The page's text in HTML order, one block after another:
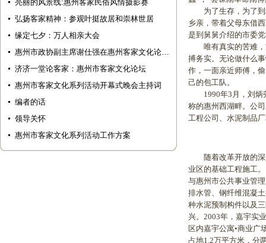
亮丽的风景线:惠州客家民俗风情摄影赛
弘扬客家精神：参观叶挺故居和崇林世居
缘定七夕：万人相亲大会
惠州市政协副主席谢仕强在惠州客家文化论…
济济一堂论客家：惠州市客家文化论坛
惠州市客家文化系列活动开幕式晚会主持词
编者的话
领导关怀
惠州市客家文化系列活动工作方案
为了生存，为了到
乡亲，带着父母东借
是到舅舅介绍的市委
唯有真实的苦难，
搏务实。无论做什么
作，一面亲近师傅，
己的包工队。
1990年3月，刘炳尧
称的惠州西湖畔。公
工程公司、水泥制品
随着改革开放的深
业区的基础工程施工
与惠州市公共事业管
排水管、钢纤维混凝
种水泥预制构件以及
兴。2003年，嘉宇实
区内嘉宇公寓•商业广
占地1.2万平方米，分